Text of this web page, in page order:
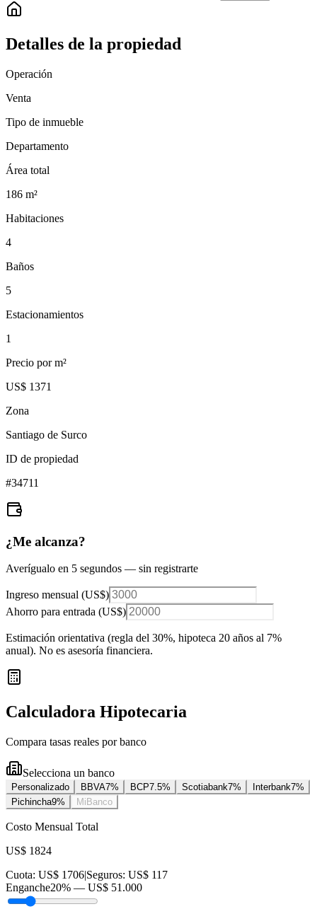
Detalles de la propiedad
Operación
Venta
Tipo de inmueble
Departamento
Área total
186 m²
Habitaciones
4
Baños
5
Estacionamientos
1
Precio por m²
US$ 1371
Zona
Santiago de Surco
ID de propiedad
#34711
¿Me alcanza?
Averígualo en 5 segundos — sin registrarte
Ingreso mensual (US$)
Ahorro para entrada (US$)
Estimación orientativa (regla del 30%, hipoteca 20 años al 7%
anual). No es asesoría financiera.
Calculadora Hipotecaria
Compara tasas reales por banco
Selecciona un banco
Personalizado BBVA7% BCP7.5% Scotiabank7% Interbank7%
Pichincha9% MiBanco
Costo Mensual Total
US$ 1824
Cuota: US$ 1706|Seguros: US$ 117
Enganche20% — US$ 51.000